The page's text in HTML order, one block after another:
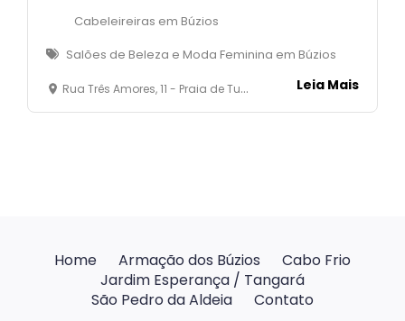
Cabeleireiras em Búzios
Salões de Beleza e Moda Feminina em Búzios
Rua Três Amores, 11 - Praia de Tucuns - Armação dos Búzios- RJ Leia Mais
Home Armação dos Búzios
Cabo Frio
Jardim Esperança / Tangará
São Pedro da Aldeia
Contato